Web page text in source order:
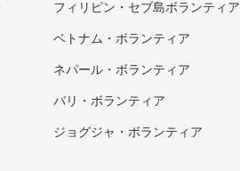
フィリピン・セブ島ボランティア
ベトナム・ボランティア
ネパール・ボランティア
バリ・ボランティア
ジョグジャ・ボランティア